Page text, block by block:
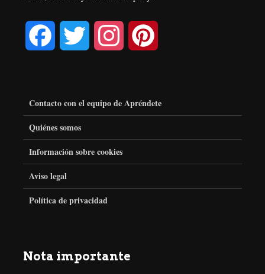
e
b
o
t
Contacto con el equipo de Apréndete
Quiénes somos
Información sobre cookies
Aviso legal
Política de privacidad
Nota importante